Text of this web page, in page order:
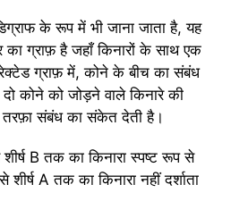
के रूप में भी जाना जाता है, यह
ग्राफ़ है जहाँ किनारों के साथ एक
ग्राफ़ में, कोने के बीच का संबंध
कोने को जोड़ने वाले किनारे की
तरफ़ा संबंध का संकेत देती है।
B तक का किनारा स्पष्ट रूप से
शीर्ष A तक का किनारा नहीं दर्शाता